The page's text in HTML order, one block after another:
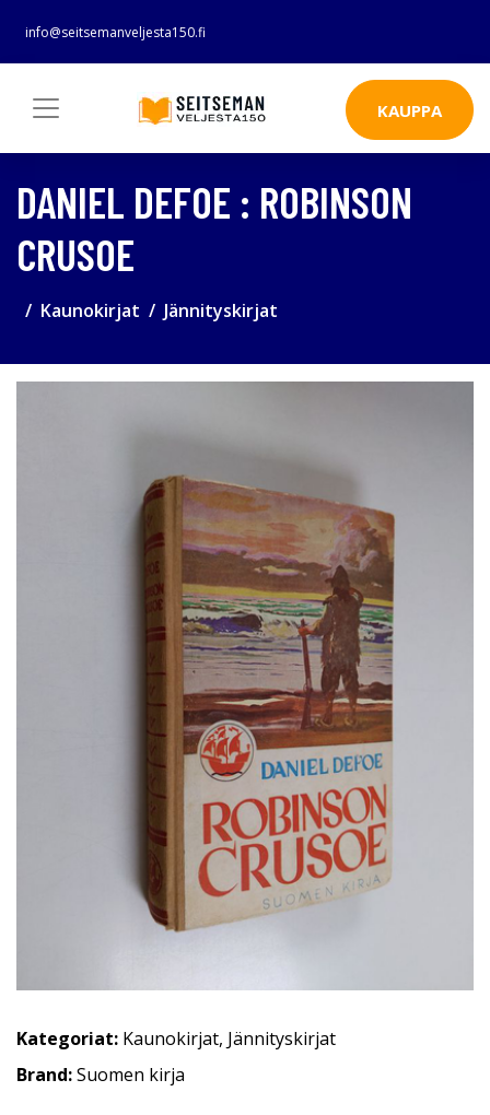
info@seitsemanveljesta150.fi
KAUPPA
DANIEL DEFOE : ROBINSON
CRUSOE
Kaunokirjat Jännityskirjat
Kategoriat: Kaunokirjat, Jännityskirjat
Brand:Suomen kirja